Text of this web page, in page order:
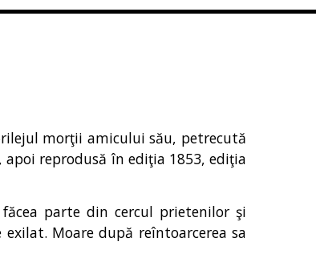
morţii amicului său, petrecută
reprodusă în ediţia 1853, ediţia
parte din cercul prietenilor şi
Moare după reîntoarcerea sa